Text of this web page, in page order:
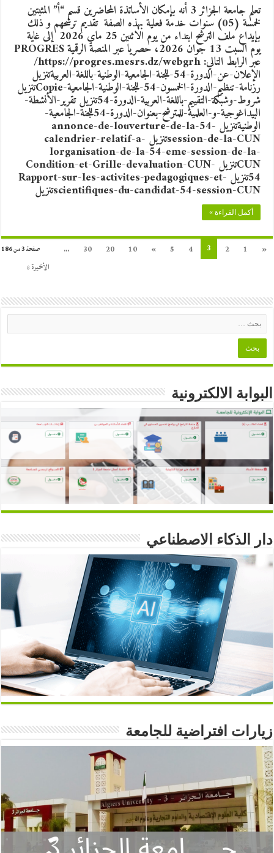
تعلم جامعة الجزائر 3 أنه بإمكان الأساتذة المحاضرين قسم “أ” المثبتين
لخمسة (05) سنوات خدمة فعلية بهذه الصفة تقديم ترشحهم و ذلك
بإيداع ملف الترشح ابتداء من يوم الاثنين 25 ماي 2026 إلى غاية
يوم السبت 13 جوان 2026، حصريا عبر المنصة الرقمية PROGRES
عبر الرابط التالي: https://progres.mesrs.dz/webgrh/
الإعلان-عن-الدورة-54-للجنة-الجامعية-الوطنية-باللغة-العربيةتنزيل
رزنامة-تنظيم-الدورة-الخمسون-54-للجنة-الوطنية-الجامعية-Copieتنزيل
شروط-وشبكة-التقييم-باللغة-العربية-الدورة-54تنزيل تقرير-الأنشطة-
البيداغوجية-و-العلمية-للمترشح-بعنوان-الدورة-54للجنة-الجامعية-
الوطنيةتنزيل annonce-de-louverture-de-la-54-
session-de-la-CUNتنزيل calendrier-relatif-a-
lorganisation-de-la-54-eme-session-de-la-
CUNتنزيل Condition-et-Grille-devaluation-CUN-
54تنزيل Rapport-sur-les-activites-pedagogiques-et-
scientifiques-du-candidat-54-session-CUNتنزيل
أكمل القراءة »
صفحة 3 من 186 «
1
2
3
4
5
»
10
20
30
...
الأخيرة »
البوابة الالكترونية
دار الذكاء الاصطناعي
زيارات افتراضية للجامعة